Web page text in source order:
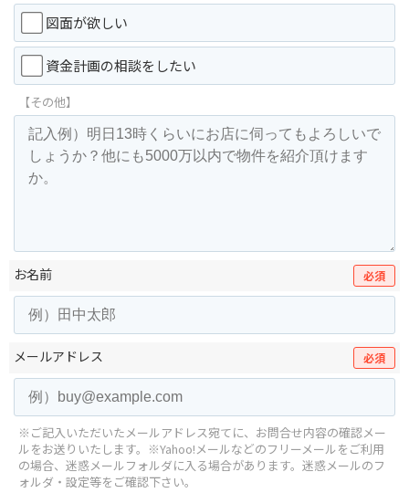
図面が欲しい
資金計画の相談をしたい
【その他】
お名前 必須
メールアドレス 必須
※ご記入いただいたメールアドレス宛てに、お問合せ内容の確認メー
ルをお送りいたします。 ※Yahoo!メールなどのフリーメールをご利用
の場合、迷惑メールフォルダに入る場合があります。 迷惑メールのフ
ォルダ・設定等をご確認下さい。